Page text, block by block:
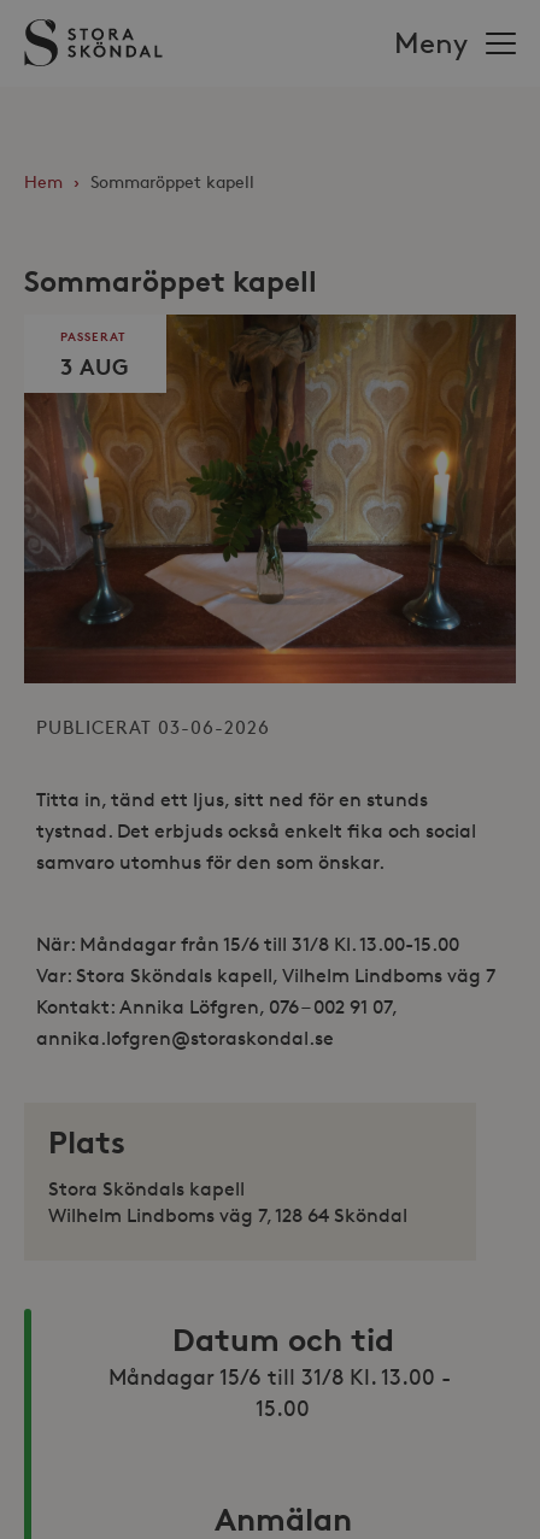
Stora
Sköndal
Meny
Hem › Sommaröppet kapell
Sommaröppet kapell
PASSERAT
3 AUG
PUBLICERAT 03-06-2026
Titta in, tänd ett ljus, sitt ned för en stunds
tystnad. Det erbjuds också enkelt fika och social
samvaro utomhus för den som önskar.
När: Måndagar från 15/6 till 31/8 Kl. 13.00-15.00
Var: Stora Sköndals kapell, Vilhelm Lindboms väg 7
Kontakt: Annika Löfgren, 076 – 002 91 07,
annika.lofgren@storaskondal.se
Plats
Stora Sköndals kapell
Wilhelm Lindboms väg 7, 128 64 Sköndal
Datum och tid
Måndagar 15/6 till 31/8 Kl. 13.00 -
15.00
Anmälan